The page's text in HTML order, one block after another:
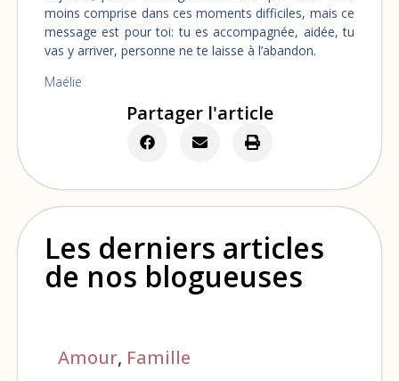
moins comprise dans ces moments difficiles, mais ce
message est pour toi: tu es accompagnée, aidée, tu
vas y arriver, personne ne te laisse à l’abandon.
Maélie
Partager l'article
Les derniers articles
de nos blogueuses
Amour, Famille